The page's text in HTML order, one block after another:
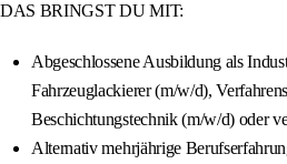
DAS BRINGST DU MIT:
Abgeschlossene Ausbildung als
Fahrzeuglackierer (m/w/d),
Beschichtungstechnik (m/w/d) oder
Alternativ mehrjährige